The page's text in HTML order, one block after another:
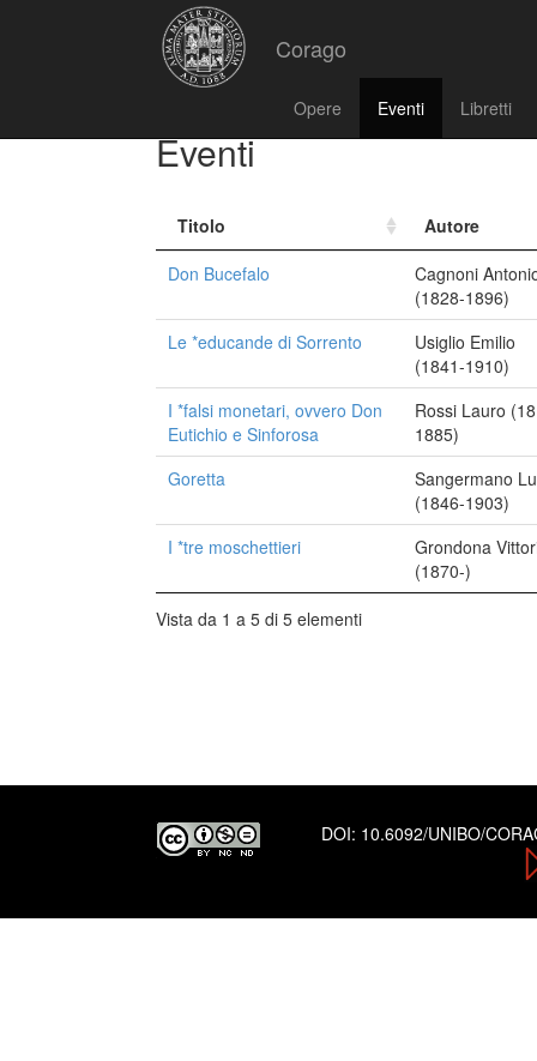
Corago
Opere Eventi Libretti
Eventi
Titolo
Autore
Don Bucefalo
Cagnoni
(1828-1896)
Le *educande di Sorrento
Usiglio Emilio
(1841-1910)
I *falsi monetari, ovvero Don
Eutichio e Sinforosa
Rossi Lauro
1885)
Goretta
Sangermano
(1846-1903)
I *tre moschettieri
Grondona
(1870-)
Vista da 1 a 5 di 5 elementi
DOI: 10.6092/UNIBO/